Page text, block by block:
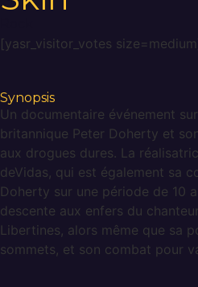
[yasr_visitor_votes
Synopsis
Un documentaire événement
britannique Peter Doherty et
aux drogues dures. La
deVidas, qui est également sa
Doherty sur une période de 10
descente aux enfers du
Libertines, alors même que sa
sommets, et son combat pour